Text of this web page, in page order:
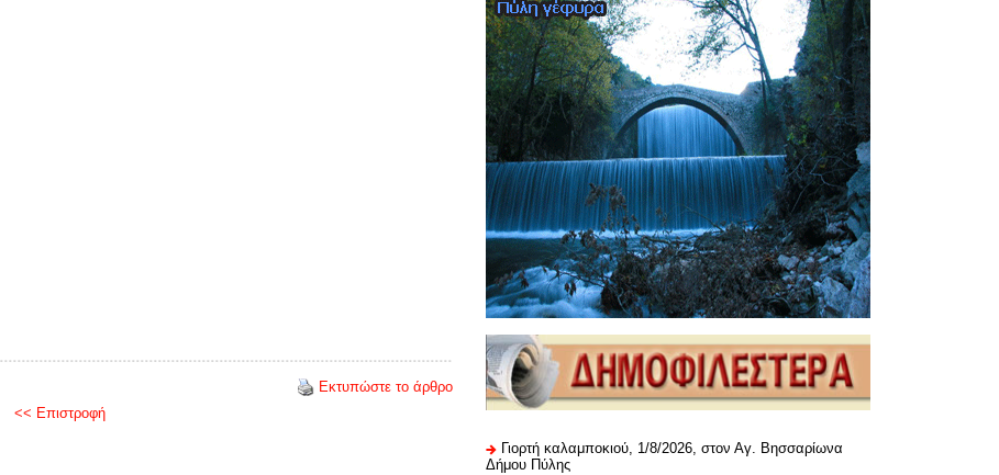
Εκτυπώστε το άρθρο
<< Επιστροφή
Γιορτή καλαμποκιού, 1/8/2026, στον Αγ. Βησσαρίωνα
Δήμου Πύλης